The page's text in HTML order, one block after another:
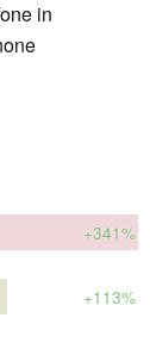
in
+341%
+113%